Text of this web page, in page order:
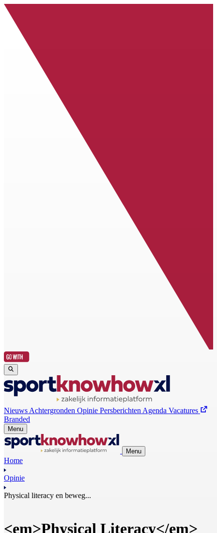
Nieuws Achtergronden Opinie Persberichten Agenda Vacatures
Branded
Menu
Menu
Home
Opinie
Physical literacy en beweg...
<em>Physical Literacy</em>